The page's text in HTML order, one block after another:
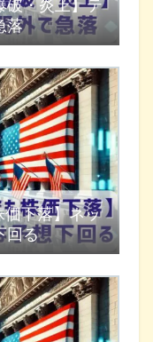
破・炎上】テ
落
下落】ネッ
回る